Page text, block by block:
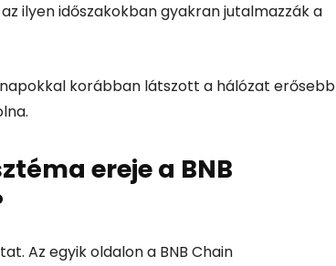
ilyen időszakokban gyakran jutalmazzák a
korábban látszott a hálózat erősebb
ereje a BNB
Az egyik oldalon a BNB Chain